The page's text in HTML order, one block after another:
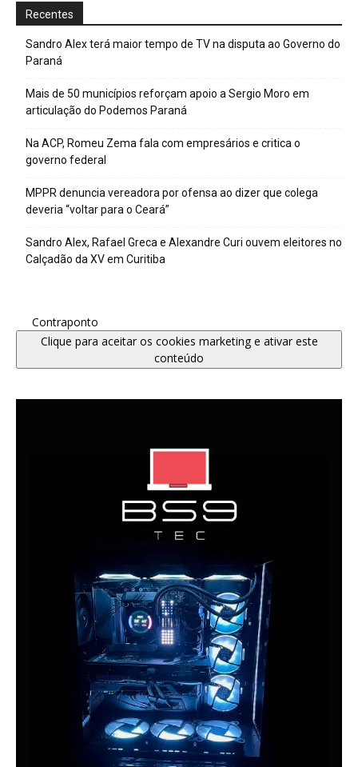
Recentes
Sandro Alex terá maior tempo de TV na disputa ao Governo do
Paraná
Mais de 50 municípios reforçam apoio a Sergio Moro em
articulação do Podemos Paraná
Na ACP, Romeu Zema fala com empresários e critica o
governo federal
MPPR denuncia vereadora por ofensa ao dizer que colega
deveria “voltar para o Ceará”
Sandro Alex, Rafael Greca e Alexandre Curi ouvem eleitores no
Calçadão da XV em Curitiba
Contraponto
Clique para aceitar os cookies marketing e ativar este
conteúdo